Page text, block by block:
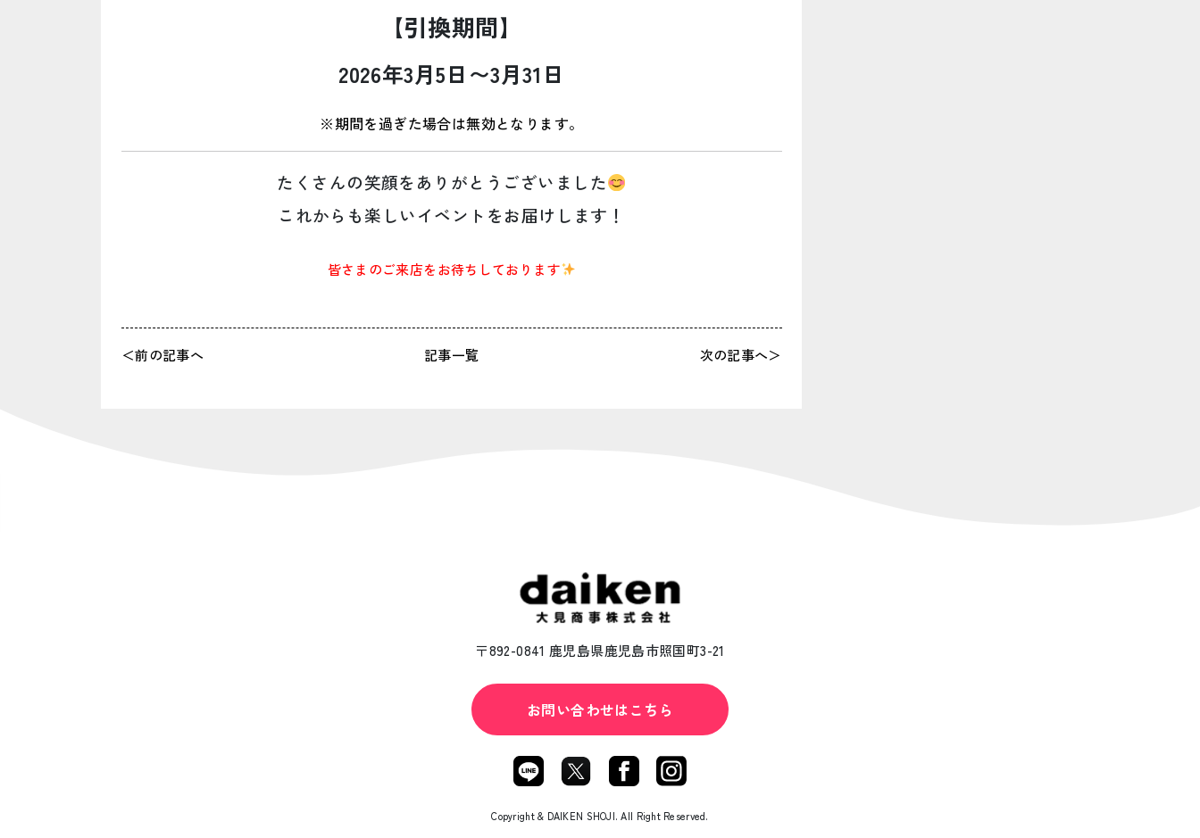
【引換期間】
2026年3月5日〜3月31日
※期間を過ぎた場合は無効となります。
たくさんの笑顔をありがとうございました
これからも楽しいイベントをお届けします！
皆さまのご来店をお待ちしております
＜前の記事へ 次の記事へ＞
記事一覧
〒892-0841 鹿児島県鹿児島市照国町3-21
お問い合わせはこちら
Copyright & DAIKEN SHOJI. All Right Reserved.︎